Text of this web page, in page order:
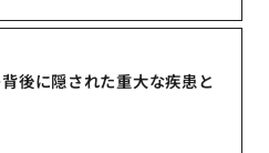
後に隠された重大な疾患と